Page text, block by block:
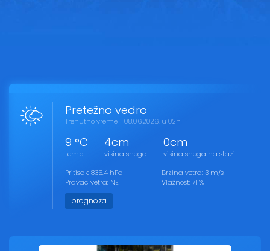
Pretežno vedro
Trenutno vreme - 08.06.2026. u 02h
9 °C
temp.
4cm
visina snega
0cm
visina snega na stazi
Pritisak: 835.4 hPa
Pravac vetra: NE
Brzina vetra: 3 m/s
Vlažnost: 71 %
prognoza